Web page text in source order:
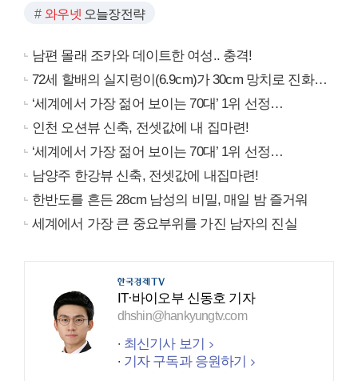
와우넷 오늘장전략
남편 몰래 조카와 데이트한 여성.. 충격!
72세 할배의 실지렁이(6.9cm)가 30cm 망치로 진화…
‘세계에서 가장 젊어 보이는 70대’ 1위 선정…
인천 오션뷰 신축, 전셋값에 내 집마련!
‘세계에서 가장 젊어 보이는 70대’ 1위 선정…
남양주 한강뷰 신축, 전셋값에 내집마련!
한반도를 흔든 28cm 남성의 비밀, 매일 밤 즐거워
세계에서 가장 큰 중요부위를 가진 남자의 진실
IT·바이오부 신동호 기자
dhshin@hankyungtv.com
최신기사 보기
기자 구독과 응원하기